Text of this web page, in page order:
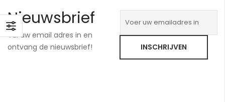
Nieuwsbrief
Vul uw email adres in en
ontvang de nieuwsbrief!
INSCHRIJVEN